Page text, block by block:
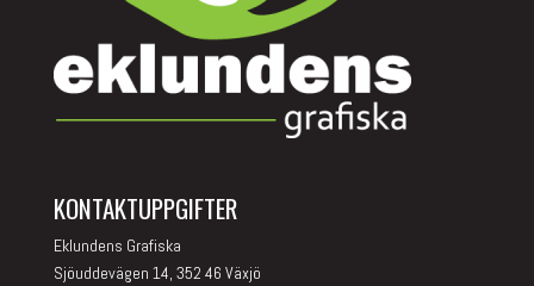
KONTAKTUPPGIFTER
Eklundens Grafiska
Sjöuddevägen 14, 352 46 Växjö